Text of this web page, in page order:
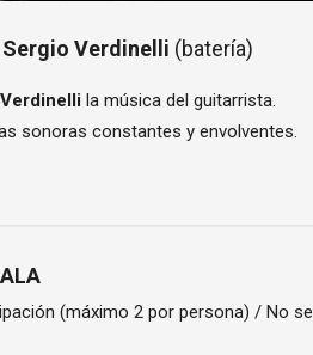
Sergio Verdinelli (batería)
la música del guitarrista.
sonoras constantes y envolventes.
(máximo 2 por persona) / No se